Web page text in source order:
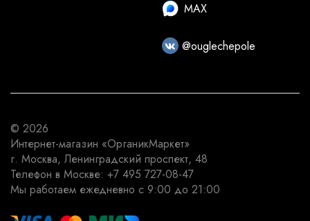
MAX
@ouglechepole
© 2026
Интернет-магазин «ОрганикМаркет»
г. Москва, Ленинградский проспект, 48
Телефон в Москве: +7 495 727-08-47
Мы работаем ежедневно с 9:00 до 21:00